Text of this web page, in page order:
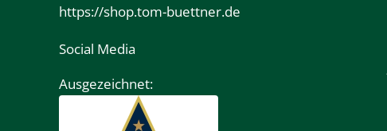
https://shop.tom-buettner.de
Social Media
Ausgezeichnet: